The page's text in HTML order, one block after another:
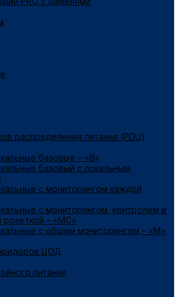
распределения питания (PDU)
базовые – «В»
базовый с локальным
с мониторингом каждой
с мониторингом, контролем и
розеткой – «МС»
с общим мониторингом – «М»
ЦОД
питания